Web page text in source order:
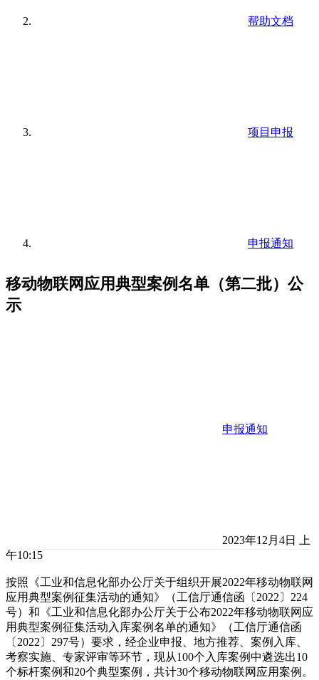
帮助文档
项目申报
申报通知
移动物联网应用典型案例名单（第二批）公
示
申报通知
2023年12月4日 上
午10:15
按照《工业和信息化部办公厅关于组织开展2022年移动物联网
应用典型案例征集活动的通知》（工信厅通信函〔2022〕224
号）和《工业和信息化部办公厅关于公布2022年移动物联网应
用典型案例征集活动入库案例名单的通知》（工信厅通信函
〔2022〕297号）要求，经企业申报、地方推荐、案例入库、
考察实施、专家评审等环节，现从100个入库案例中遴选出10
个标杆案例和20个典型案例，共计30个移动物联网应用案例。